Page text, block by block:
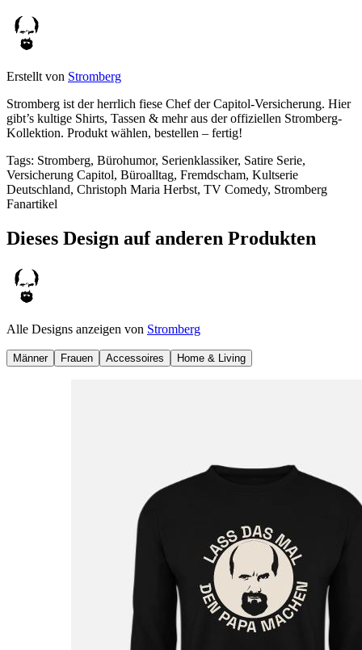
Erstellt von Stromberg
Stromberg ist der herrlich fiese Chef der Capitol-Versicherung. Hier
gibt’s kultige Shirts, Tassen & mehr aus der offiziellen Stromberg-
Kollektion. Produkt wählen, bestellen – fertig!
Tags: Stromberg, Bürohumor, Serienklassiker, Satire Serie,
Versicherung Capitol, Büroalltag, Fremdscham, Kultserie
Deutschland, Christoph Maria Herbst, TV Comedy, Stromberg
Fanartikel
Dieses Design auf anderen Produkten
Alle Designs anzeigen von Stromberg
Männer Frauen Accessoires Home & Living